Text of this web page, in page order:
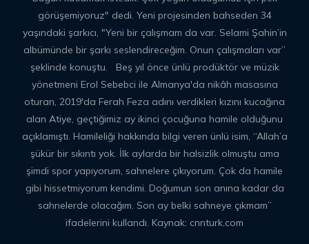
görüşemiyoruz" dedi. Yeni projesinden bahseden 34
yaşındaki şarkıcı, "Yeni bir çalışmam da var. Selami Şahin’in
albümünde bir şarkı seslendireceğim. Onun çalışmaları var”
şeklinde konuştu. Beş yıl önce ünlü prodüktör ve müzik
yönetmeni Erol Sebebci ile Almanya'da nikâh masasına
oturan, 2019'da Ferah Feza adını verdikleri kızını kucağına
alan Atiye, geçtiğimiz ay ikinci çocuğuna hamile olduğunu
açıklamıştı. Hamileliği hakkında bilgi veren ünlü isim, “Allah’a
şükür bir sıkıntı yok. İlk aylarda bir halsizlik olmuştu ama
şimdi spor yapıyorum, sahnelere çıkıyorum. Çok da hamile
gibi hissetmiyorum kendimi. Doğumun son anına kadar da
sahnelerde olacağım. Son ay belki sahneye çıkmam”
ifadelerini kullandı. Kaynak: cnnturk.com